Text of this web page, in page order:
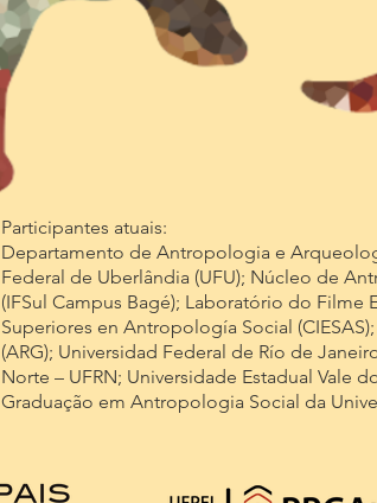
Participantes atuais:
Departamento de Antropologia e
Federal de Uberlândia (UFU); Núcleo de
(IFSul Campus Bagé); Laboratório do Filme
Superiores en Antropología Social
(ARG); Universidad Federal de Río de
Norte – UFRN; Universidade Estadual Vale
Graduação em Antropologia Social da